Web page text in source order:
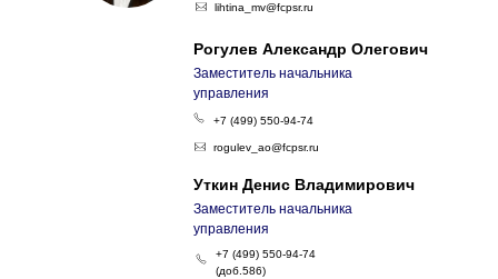
Заместитель начальника
управления
Рогулев Александр Олегович
rogulev_ao@fcpsr.ru
+7 (499) 550-94-74
lihtina_mv@fcpsr.ru
Уткин Денис Владимирович
+7 (499) 550-94-74
(доб.586)
Заместитель начальника
управления